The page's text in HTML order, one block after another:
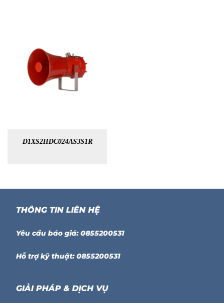
D1XS2HDC024AS3S1R
THÔNG TIN LIÊN HỆ
Yêu cầu báo giá: 0855200531
Hỗ trợ kỹ thuật: 0855200531
GIẢI PHÁP & DỊCH VỤ